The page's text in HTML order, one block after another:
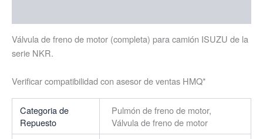
Válvula de freno de motor (completa) para camión ISUZU de la
serie NKR.
Verificar compatibilidad con asesor de ventas HMQ*
Categoria de
Repuesto
Pulmón de freno de motor,
Válvula de freno de motor